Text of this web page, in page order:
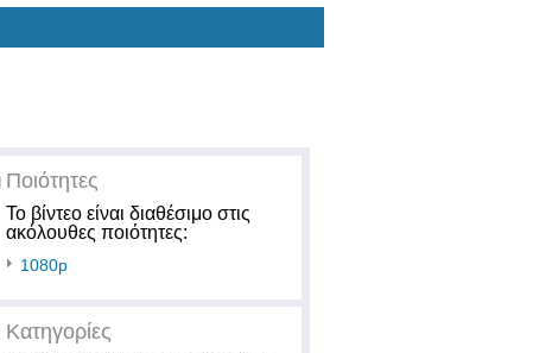
Ποιότητες
Το βίντεο είναι διαθέσιμο στις
ακόλουθες ποιότητες:
1080p
Κατηγορίες